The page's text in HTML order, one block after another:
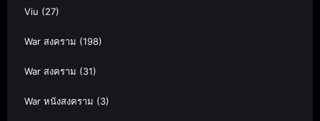
Viu (27)
War สงคราม (198)
War สงคราม (31)
War หนังสงคราม (3)